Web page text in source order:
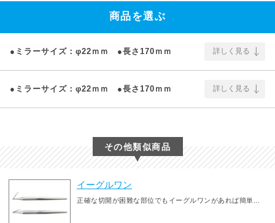
商品を選ぶ
●ミラーサイズ：φ22ｍｍ ●長さ170ｍｍ 詳しく見る
●ミラーサイズ：φ22ｍｍ ●長さ170ｍｍ 詳しく見る
その他類似商品
イーグルワン
正確な切開が困難な部位でもイーグルワンがあれば簡単...